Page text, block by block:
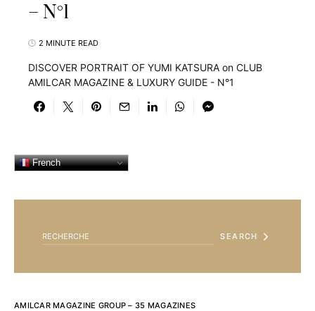
– N°1
2 MINUTE READ
DISCOVER PORTRAIT OF YUMI KATSURA on CLUB
AMILCAR MAGAZINE & LUXURY GUIDE - N°1
French
SEARCH
AMILCAR MAGAZINE GROUP – 35 MAGAZINES